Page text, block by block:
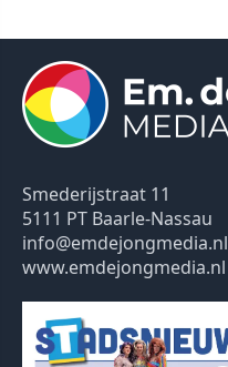
Smederijstraat 11
5111 PT Baarle-Nassau
info@emdejongmedia.nl
www.emdejongmedia.nl